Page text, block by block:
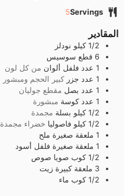
Servings
5
المقادير
1/2 كيلو نودلز
6 قطع سوسيس
1 عدد فلفل ألوان من كل لون
1 عدد جزر كبير الحجم ومبشور
1 عدد بصل مقطع جوليان
1 عدد كوسة مبشورة
1/2 كيلو بسلة مجمدة
1/2 كيلو فاصوليا خضراء مجمدة
1 ملعقة صغيرة ملح
1 ملعقة صغيرة فلفل أسود
1/2 كوب صويا صوص
3 ملعقة كبيرة زيت
1/2 كوب ماء